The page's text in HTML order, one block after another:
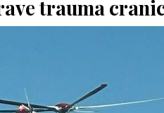
trauma